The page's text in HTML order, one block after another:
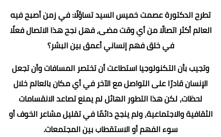
تطرح الدكتورة عصمت خميس السيد تساؤلًا: في زمن أصبح فيه
العالم أكثر اتصالًا من أي وقت مضى، فهل نجح هذا الاتصال فعلًا
في خلق فهم إنساني أعمق بين البشر؟
وتجيب بأن التكنولوجيا استطاعت أن تختصر المسافات وأن تجعل
الإنسان قادرًا على التواصل مع الآخر في أي مكان بالعالم خلال
لحظات، لكن هذا التطور الهائل لم يمنع تصاعد الانقسامات
الثقافية والاجتماعية، ولم ينجح دائمًا في تقليل مشاعر الخوف أو
سوء الفهم أو الاستقطاب بين المجتمعات.